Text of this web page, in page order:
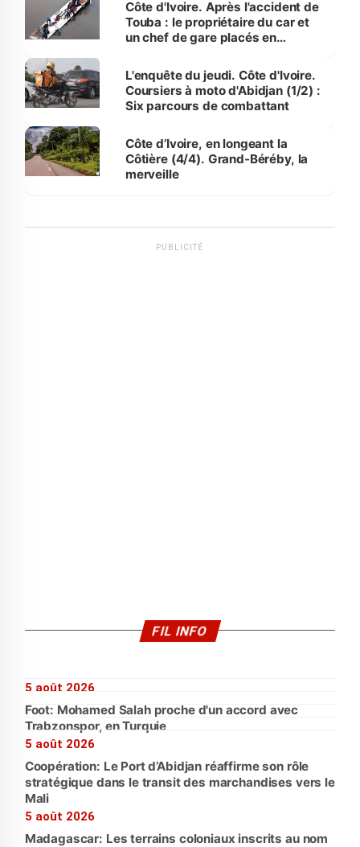
Côte d'Ivoire. Après l'accident de
Touba : le propriétaire du car et
un chef de gare placés en
L'enquête du jeudi. Côte d'Ivoire.
Coursiers à moto d'Abidjan (1/2) :
Six parcours de combattant
Côte d’Ivoire, en longeant la
Côtière (4/4). Grand-Béréby, la
merveille
PUBLICITÉ
FIL INFO
5 août 2026
Foot: Mohamed Salah proche d'un accord avec
Trabzonspor, en Turquie
5 août 2026
Coopération: Le Port d’Abidjan réaffirme son rôle
stratégique dans le transit des marchandises vers le
Mali
5 août 2026
Madagascar: Les terrains coloniaux inscrits au nom